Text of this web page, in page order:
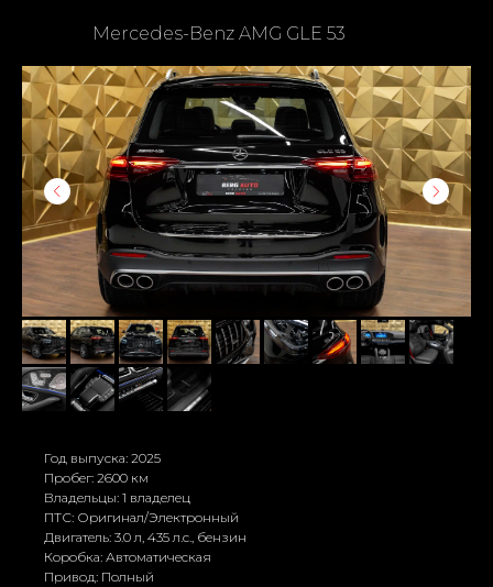
Mercedes-Benz AMG GLE 53
Год выпуска: 2025
Пробег: 2600 км
Владельцы: 1 владелец
ПТС: Оригинал/Электронный
Двигатель: 3.0 л, 435 л.с., бензин
Коробка: Автоматическая
Привод: Полный